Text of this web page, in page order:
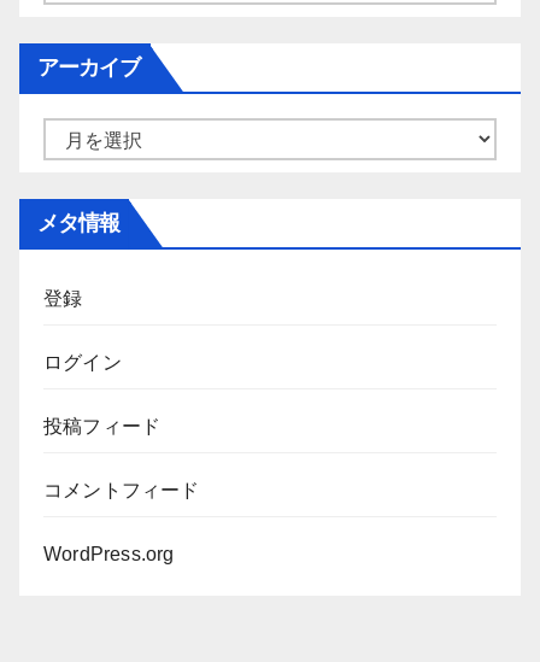
ー
アーカイブ
メタ情報
登録
ログイン
投稿フィード
コメントフィード
WordPress.org